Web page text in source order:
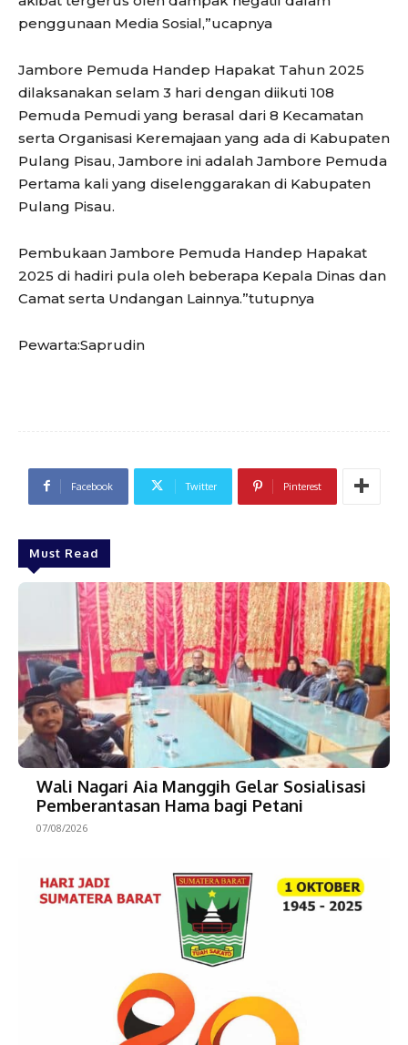
penggunaan Media Sosial,”ucapnya
Jambore Pemuda Handep Hapakat Tahun 2025
dilaksanakan selam 3 hari dengan diikuti 108
Pemuda Pemudi yang berasal dari 8 Kecamatan
serta Organisasi Keremajaan yang ada di Kabupaten
Pulang Pisau, Jambore ini adalah Jambore Pemuda
Pertama kali yang diselenggarakan di Kabupaten
Pulang Pisau.
Pembukaan Jambore Pemuda Handep Hapakat
2025 di hadiri pula oleh beberapa Kepala Dinas dan
Camat serta Undangan Lainnya.”tutupnya
Pewarta:Saprudin
Facebook Twitter Pinterest
Must Read
Wali Nagari Aia Manggih Gelar Sosialisasi
Pemberantasan Hama bagi Petani
07/08/2026